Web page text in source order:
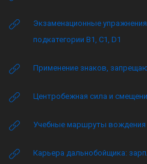
Экзаменационные упражнения
подкатегории B1, C1, D1
Применение знаков,
Центробежная сила и
Учебные маршруты вождения
Карьера дальнобойщика: